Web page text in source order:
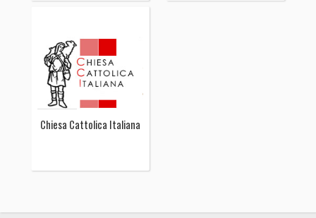
Chiesa Cattolica Italiana